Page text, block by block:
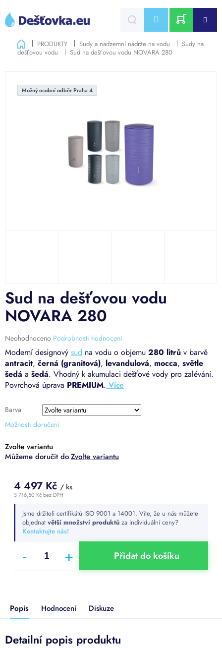
obsah
CZK
NÁKUPNÍ
DomůPRODUKTY Sudy a nadzemní nádrže na vodu
Sudy na
dešťovou vodu
Sud na dešťovou vodu NOVARA 280
Možný osobní odběr Praha 4
Barva
Možnosti doručení
Moderní designový sud na vodu o objemu 280 litrů v barvě
antracit, černá (granitová), levandulová, mocca, světle
šedá a šedá. Vhodný k akumulaci dešťové vody pro zalévání.
Povrchová úprava PREMIUM.
Sud na dešťovou vodu
NOVARA 280
Průměrné
hodnocení
produktu
je
0,0
z
Neohodnoceno Podrobnosti hodnocení
Zvolte variantu
Zvolte variantu
4 497 Kč / ks
3 716,50 Kč bez DPH
cena:Jsme držiteli certifikátů ISO 9001 a 14001. Víte, že u nás můžete
objednat větší množství produktů za individuální ceny?
Kontaktujte nás!
Přidat do košíku
Popis Hodnocení Diskuze
Detailní popis produktu